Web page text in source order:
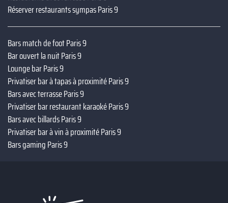
Réserver restaurants sympas Paris 9
Bars match de foot Paris 9
Bar ouvert la nuit Paris 9
Lounge bar Paris 9
Privatiser bar à tapas à proximité Paris 9
Bars avec terrasse Paris 9
Privatiser bar restaurant karaoké Paris 9
Bars avec billards Paris 9
Privatiser bar à vin à proximité Paris 9
Bars gaming Paris 9